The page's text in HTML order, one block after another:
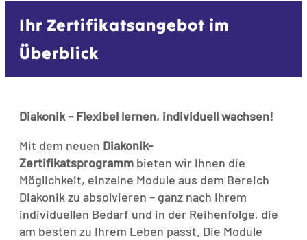
Ihr Zertifikatsangebot im
Überblick
Diakonik – Flexibel lernen, individuell wachsen!
Mit dem neuen Diakonik-
Zertifikatsprogramm bieten wir Ihnen die
Möglichkeit, einzelne Module aus dem Bereich
Diakonik zu absolvieren – ganz nach Ihrem
individuellen Bedarf und in der Reihenfolge, die
am besten zu Ihrem Leben passt. Die Module